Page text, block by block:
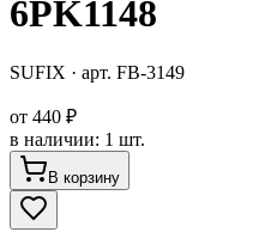
6PK1148
SUFIX · арт. FB-3149
от 440 ₽
в наличии: 1 шт.
В корзину